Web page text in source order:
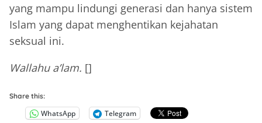
yang mampu lindungi generasi dan hanya sistem
Islam yang dapat menghentikan kejahatan
seksual ini.
Wallahu a’lam. []
Share this:
WhatsApp Telegram